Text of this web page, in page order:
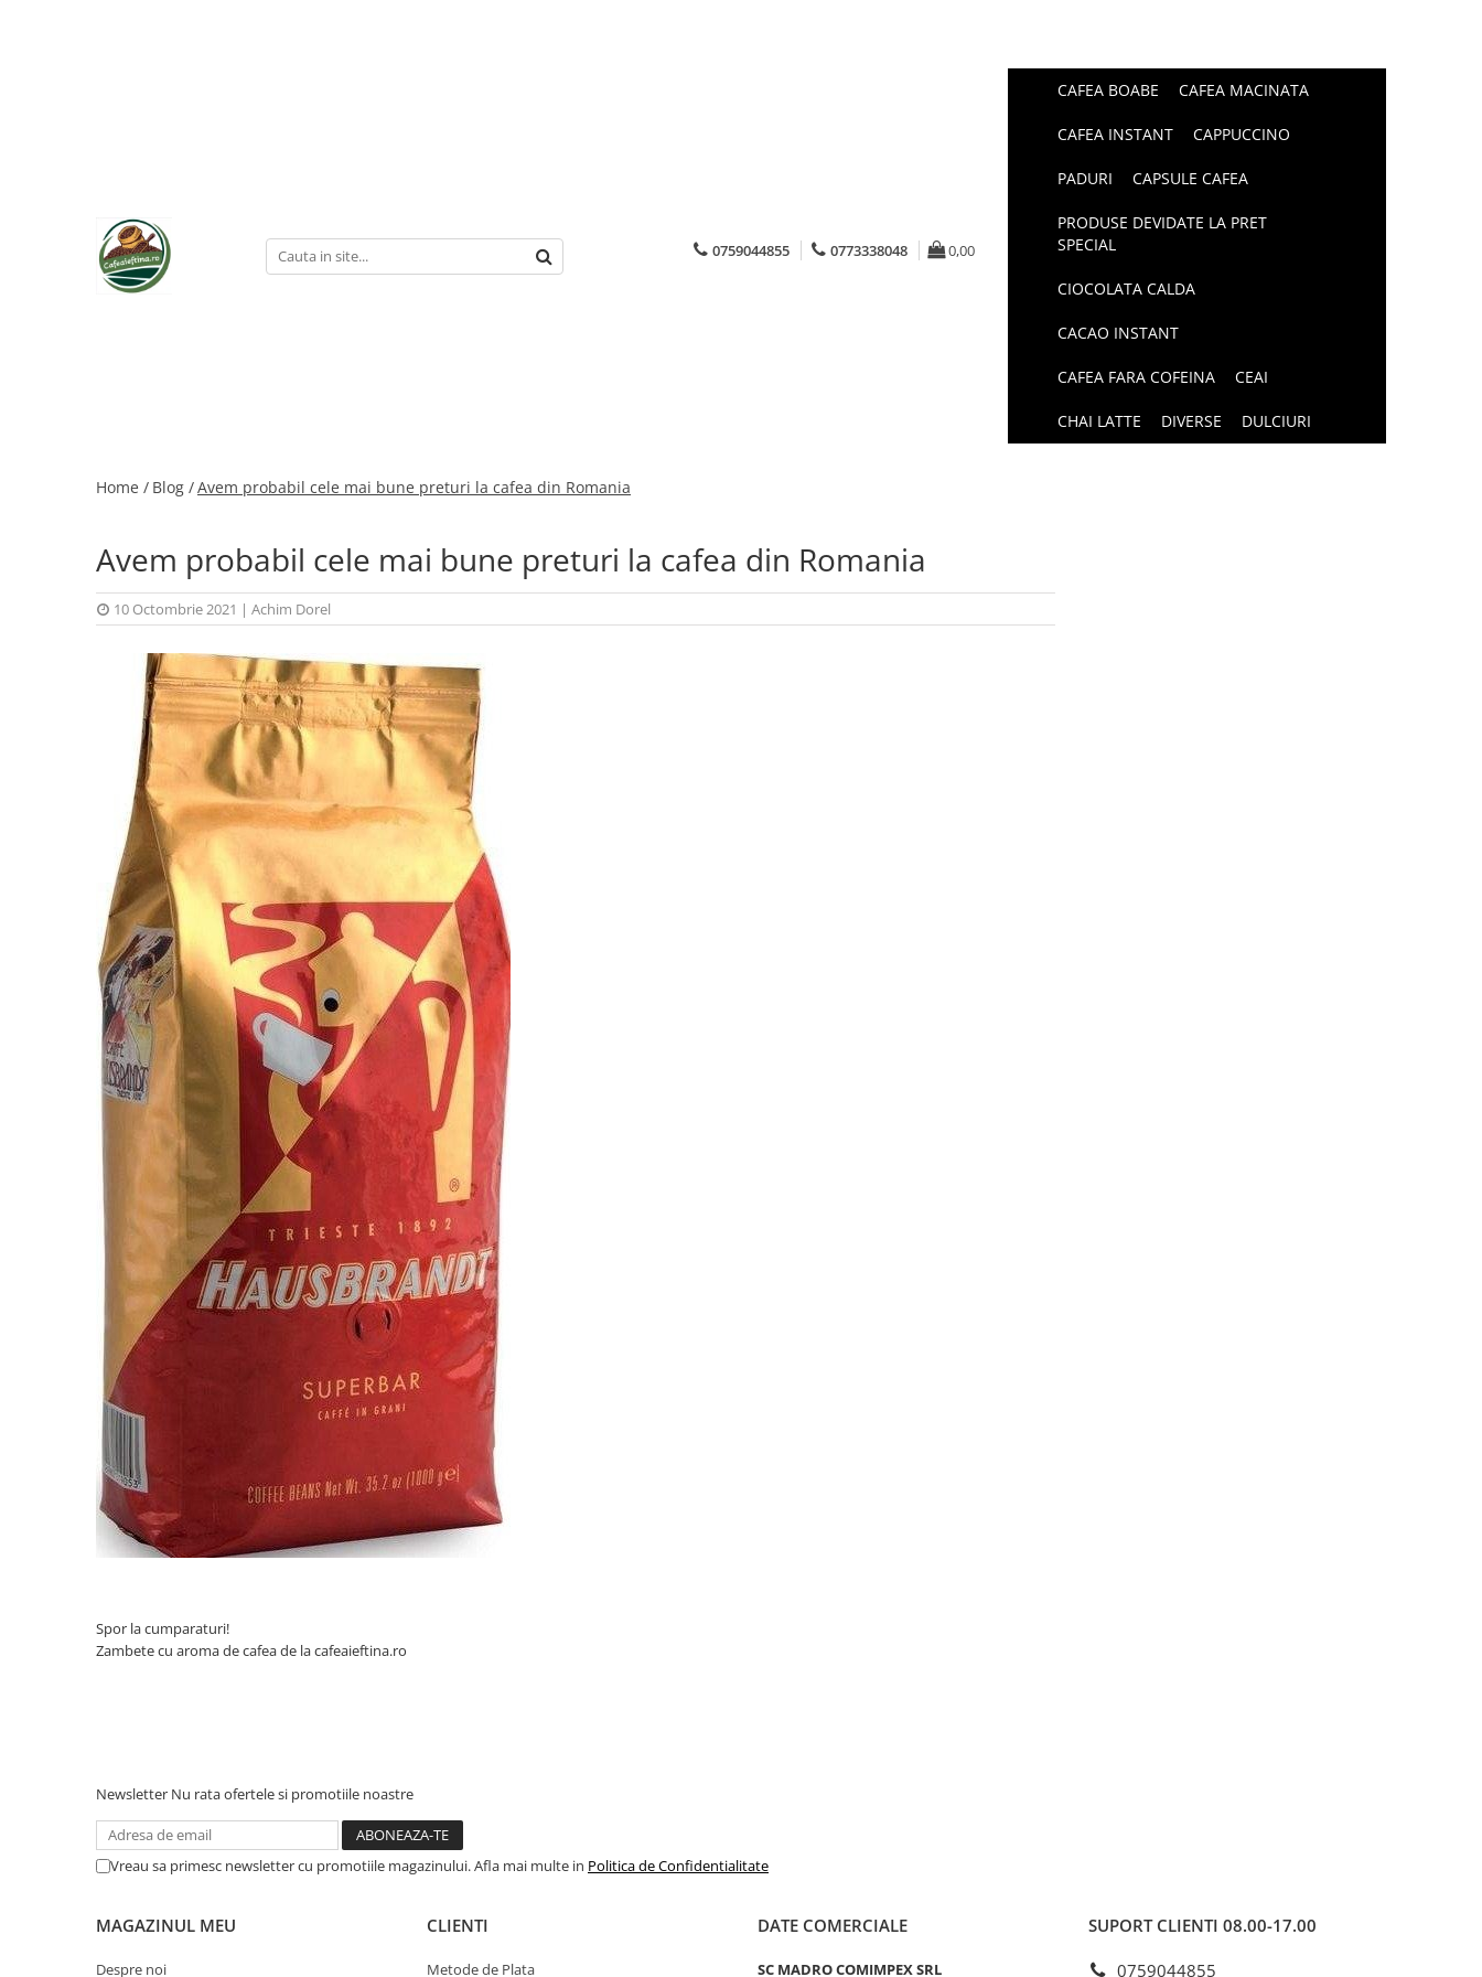
0759044855 0773338048 0,00
CAFEA BOABE CAFEA MACINATA
CAFEA INSTANT CAPPUCCINO
PADURI CAPSULE CAFEA
PRODUSE DEVIDATE LA PRET
SPECIAL
CIOCOLATA CALDA
CACAO INSTANT
CAFEA FARA COFEINA CEAI
CHAI LATTE DIVERSE DULCIURI
Home / Blog /Avem probabil cele mai bune preturi la cafea din Romania
Avem probabil cele mai bune preturi la cafea din Romania
10 Octombrie 2021 | Achim Dorel
Spor la cumparaturi!
Zambete cu aroma de cafea de la cafeaieftina.ro
Newsletter Nu rata ofertele si promotiile noastre
Vreau sa primesc newsletter cu promotiile magazinului. Afla mai multe in Politica de Confidentialitate
MAGAZINUL MEU
Despre noi
CLIENTI
Metode de Plata
DATE COMERCIALE
SC MADRO COMIMPEX SRL
SUPORT CLIENTI 08.00-17.00
0759044855